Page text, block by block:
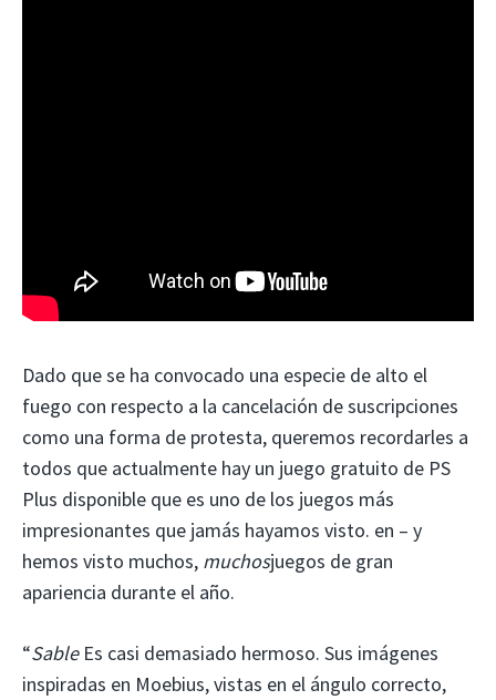
Dado que se ha convocado una especie de alto el
fuego con respecto a la cancelación de suscripciones
como una forma de protesta, queremos recordarles a
todos que actualmente hay un juego gratuito de PS
Plus disponible que es uno de los juegos más
impresionantes que jamás hayamos visto. en – y
hemos visto muchos, muchosjuegos de gran
apariencia durante el año.
“SableEs casi demasiado hermoso. Sus imágenes
inspiradas en Moebius, vistas en el ángulo correcto,